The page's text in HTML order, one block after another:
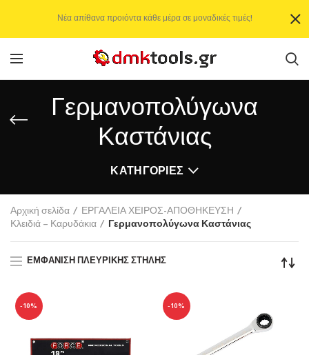
Γερμανοπολύγωνα
Καστάνιας
ΚΑΤΗΓΟΡΊΕΣ
Αρχική σελίδα
ΕΡΓΑΛΕΙΑ ΧΕΙΡΟΣ-ΑΠΟΘΗΚΕΥΣΗ
Κλειδιά – Καρυδάκια
Γερμανοπολύγωνα Καστάνιας
ΕΜΦΆΝΙΣΗ ΠΛΕΥΡΙΚΉΣ ΣΤΉΛΗΣ
-10% -10%
Νέα απίθανα προιόντα κάθε μέρα σε μοναδικές τιμές!